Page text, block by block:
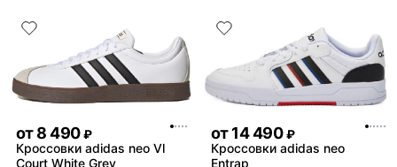
от8 490 ₽
Кроссовки adidas neo Vl
Court White Grey
от14 490 ₽
Кроссовки adidas neo
Entrap